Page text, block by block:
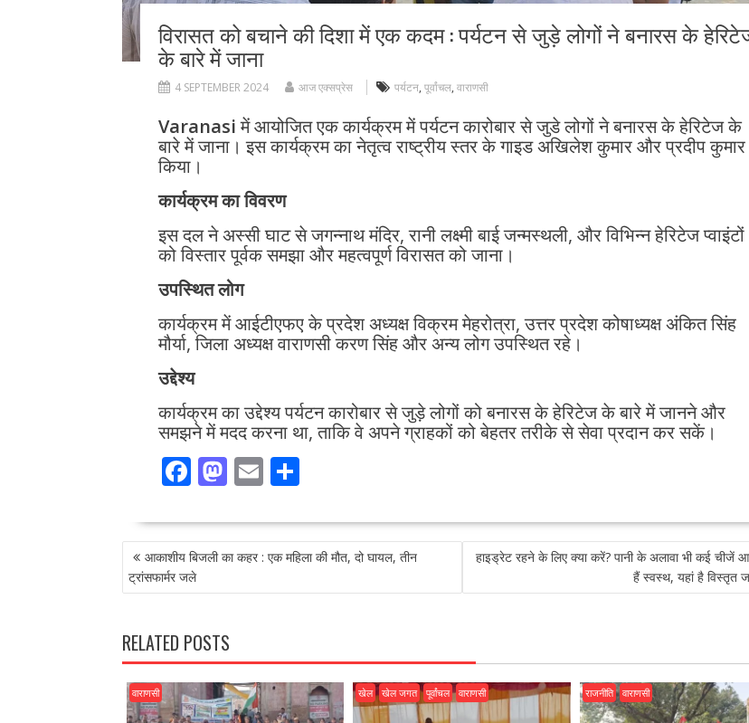
विरासत को बचाने की दिशा में एक कदम : पर्यटन से जुड़े लोगों ने बनारस के
के बारे में जाना
4 SEPTEMBER 2024 आज एक्सप्रेस पर्यटन, पूर्वांचल, वाराणसी
Varanasiमें आयोजित एक कार्यक्रम में पर्यटन कारोबार से जुडे लोगों ने बनारस के हेरिटेज के
बारे में जाना। इस कार्यक्रम का नेतृत्व राष्ट्रीय स्तर के गाइड अखिलेश कुमार और प्रदीप
किया।
कार्यक्रम का विवरण
इस दल ने अस्सी घाट से जगन्नाथ मंदिर, रानी लक्ष्मी बाई जन्मस्थली, और विभिन्न हेरिटेज प्वाइंटों
को विस्तार पूर्वक समझा और महत्वपूर्ण विरासत को जाना।
उपस्थित लोग
कार्यक्रम में आईटीएफए के प्रदेश अध्यक्ष विक्रम मेहरोत्रा, उत्तर प्रदेश कोषाध्यक्ष अंकित सिंह
मौर्या, जिला अध्यक्ष वाराणसी करण सिंह और अन्य लोग उपस्थित रहे।
उद्देश्य
कार्यक्रम का उद्देश्य पर्यटन कारोबार से जुड़े लोगों को बनारस के हेरिटेज के बारे में जानने और
समझने में मदद करना था, ताकि वे अपने ग्राहकों को बेहतर तरीके से सेवा प्रदान कर सकें।
F
e
b
o
k
M
to
d
o
E
ai
l
S
ar
e
POST
NAVIGATION
आकाशीय बिजली का कहर : एक महिला की मौत, दो घायल, तीन
ट्रांसफार्मर जले
हाइड्रेट रहने के लिए क्या करें? पानी के अलावा भी कई चीजें
हैं स्वस्थ, यहां है विस्तृत
RELATED POSTS
वाराणसी खेल खेल जगत पूर्वांचल वाराणसी राजनीति वाराणसी